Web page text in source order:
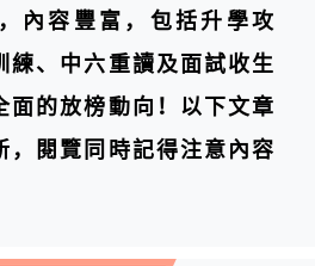
內容豐富，包括升學攻
練、中六重讀及面試收生
面的放榜動向！以下文章
，閱覽同時記得注意內容